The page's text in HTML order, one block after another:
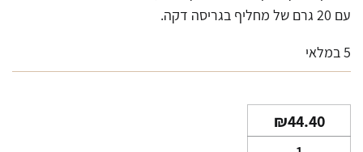
עם 20 גרם של מחליף בגריסה דקה.
5 במלאי
₪44.40